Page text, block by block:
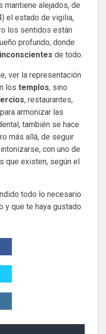
mantiene alejados, de
el estado de vigilia,
los sentidos están
profundo, donde
inconscientes de todo.
ver la representación
los templos, sino
, restaurantes,
armonizar las
también se hace
más allá, de seguir
con uno de
que existen, según el
todo lo necesario
y que te haya gustado